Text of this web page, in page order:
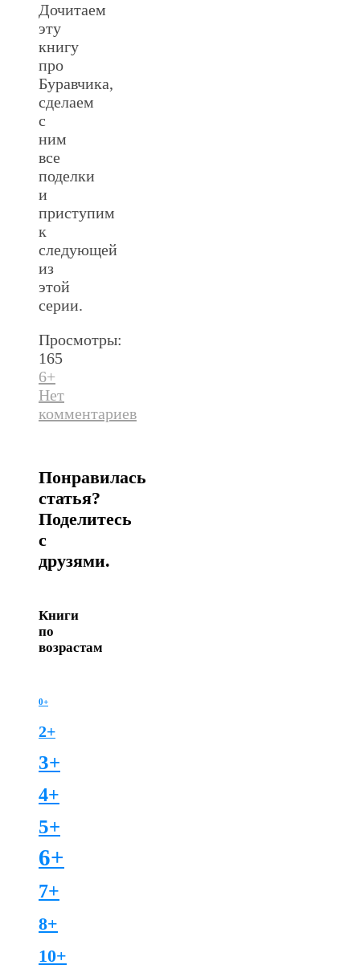
Дочитаем
эту
книгу
про
Буравчика,
сделаем
с
ним
все
поделки
и
приступим
к
следующей
из
этой
серии.
Просмотры:
165
6+
Нет
комментариев
Понравилась
статья?
Поделитесь
с
друзями.
Книги
по
возрастам
0+
2+
3+
4+
5+
6+
7+
8+
10+